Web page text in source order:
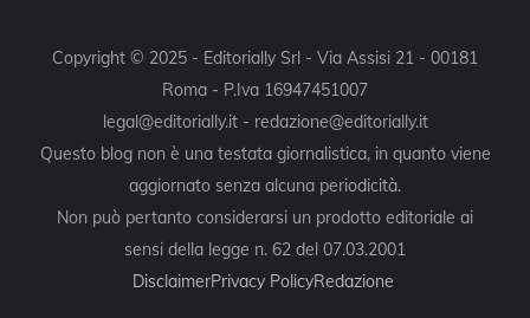
Copyright © 2025 - Editorially Srl - Via Assisi 21 - 00181
Roma - P.Iva 16947451007
legal@editorially.it - redazione@editorially.it
Questo blog non è una testata giornalistica, in quanto viene
aggiornato senza alcuna periodicità.
Non può pertanto considerarsi un prodotto editoriale ai
sensi della legge n. 62 del 07.03.2001
DisclaimerPrivacy PolicyRedazione